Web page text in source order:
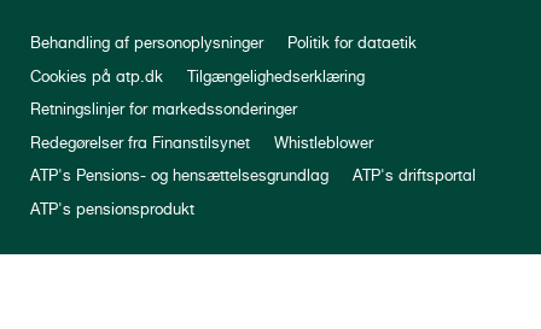
Behandling af personoplysninger
Politik for dataetik
Cookies på atp.dk
Tilgængelighedserklæring
Retningslinjer for markedssonderinger
Redegørelser fra Finanstilsynet
Whistleblower
ATP's Pensions- og hensættelsesgrundlag
ATP's driftsportal
ATP's pensionsprodukt